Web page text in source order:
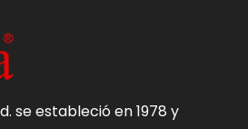
se estableció en 1978 y